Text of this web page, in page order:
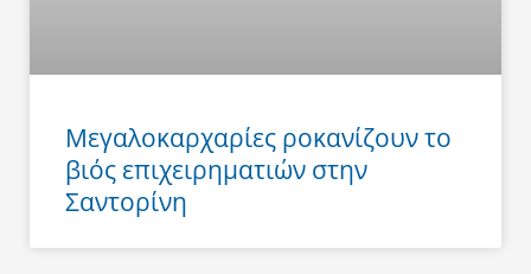
Μεγαλοκαρχαρίες ροκανίζουν το
βιός επιχειρηματιών στην
Σαντορίνη